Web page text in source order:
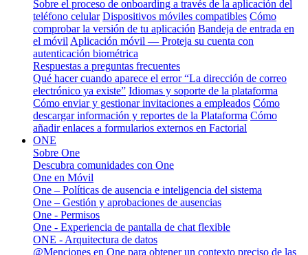
Sobre el proceso de onboarding a través de la aplicación del
teléfono celular Dispositivos móviles compatibles Cómo
comprobar la versión de tu aplicación Bandeja de entrada en
el móvil Aplicación móvil — Proteja su cuenta con
autenticación biométrica
Respuestas a preguntas frecuentes
Qué hacer cuando aparece el error “La dirección de correo
electrónico ya existe” Idiomas y soporte de la plataforma
Cómo enviar y gestionar invitaciones a empleados Cómo
descargar información y reportes de la Plataforma Cómo
añadir enlaces a formularios externos en Factorial
ONE
Sobre One
Descubra comunidades con One
One en Móvil
One – Políticas de ausencia e inteligencia del sistema
One – Gestión y aprobaciones de ausencias
One - Permisos
One - Experiencia de pantalla de chat flexible
ONE - Arquitectura de datos
@Menciones en One para obtener un contexto preciso de las